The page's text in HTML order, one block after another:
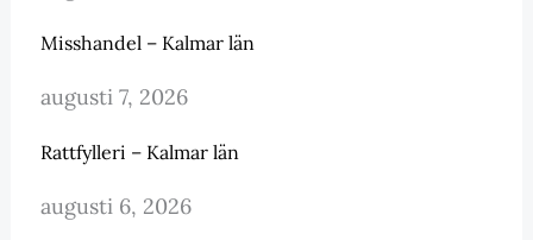
Misshandel – Kalmar län
augusti 7, 2026
Rattfylleri – Kalmar län
augusti 6, 2026